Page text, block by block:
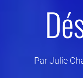
ParJulie